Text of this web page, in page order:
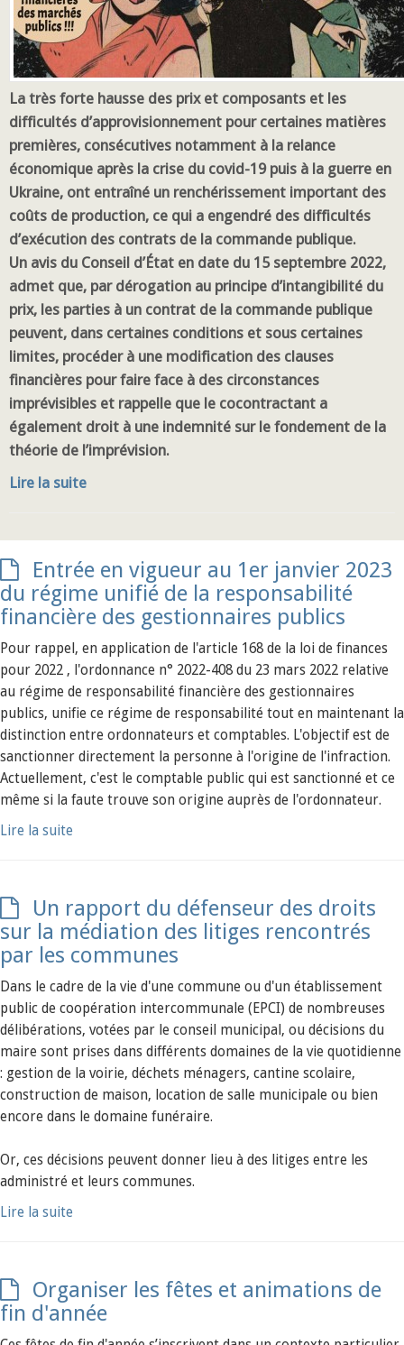
La très forte hausse des prix et composants et les
difficultés d’approvisionnement pour certaines matières
premières, consécutives notamment à la relance
économique après la crise du covid-19 puis à la guerre en
Ukraine, ont entraîné un renchérissement important des
coûts de production, ce qui a engendré des difficultés
d’exécution des contrats de la commande publique.
Un avis du Conseil d’État en date du 15 septembre 2022,
admet que, par dérogation au principe d’intangibilité du
prix, les parties à un contrat de la commande publique
peuvent, dans certaines conditions et sous certaines
limites, procéder à une modification des clauses
financières pour faire face à des circonstances
imprévisibles et rappelle que le cocontractant a
également droit à une indemnité sur le fondement de la
théorie de l’imprévision.
Lire la suite
Entrée en vigueur au 1er janvier 2023
du régime unifié de la responsabilité
financière des gestionnaires publics
Pour rappel, en application de l'article 168 de la loi de finances
pour 2022 , l'ordonnance n° 2022-408 du 23 mars 2022 relative
au régime de responsabilité financière des gestionnaires
publics, unifie ce régime de responsabilité tout en maintenant la
distinction entre ordonnateurs et comptables. L'objectif est de
sanctionner directement la personne à l'origine de l'infraction.
Actuellement, c'est le comptable public qui est sanctionné et ce
même si la faute trouve son origine auprès de l'ordonnateur.
Lire la suite
Un rapport du défenseur des droits
sur la médiation des litiges rencontrés
par les communes
Dans le cadre de la vie d'une commune ou d'un établissement
public de coopération intercommunale (EPCI) de nombreuses
délibérations, votées par le conseil municipal, ou décisions du
maire sont prises dans différents domaines de la vie quotidienne
: gestion de la voirie, déchets ménagers, cantine scolaire,
construction de maison, location de salle municipale ou bien
encore dans le domaine funéraire.
Or, ces décisions peuvent donner lieu à des litiges entre les
administré et leurs communes.
Lire la suite
Organiser les fêtes et animations de
fin d'année